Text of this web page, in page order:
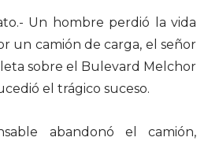
Un hombre perdió la vida
un camión de carga, el señor
sobre el Bulevard Melchor
el trágico suceso.
abandonó el camión,